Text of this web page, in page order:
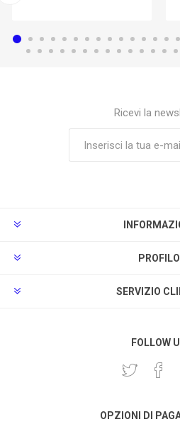
Ricevi la
PROFILO
SERVIZIO
FOLLOW
OPZIONI DI